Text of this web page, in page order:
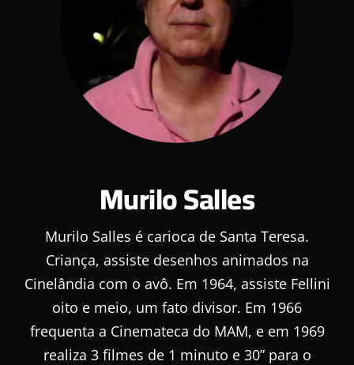
Murilo Salles
Murilo Salles é carioca de Santa Teresa.
Criança, assiste desenhos animados na
Cinelândia com o avô. Em 1964, assiste Fellini
oito e meio, um fato divisor. Em 1966
frequenta a Cinemateca do MAM, e em 1969
realiza 3 filmes de 1 minuto e 30” para o